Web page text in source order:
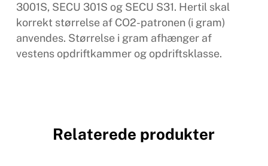
3001S, SECU 301S og SECU S31. Hertil skal
korrekt størrelse af CO2-patronen (i gram)
anvendes. Størrelse i gram afhænger af
vestens opdriftkammer og opdriftsklasse.
Relaterede produkter